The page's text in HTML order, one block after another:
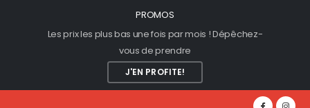
PROMOS
Les prix les plus bas une fois par mois ! Dépêchez-
vous de prendre
J'EN PROFITE!